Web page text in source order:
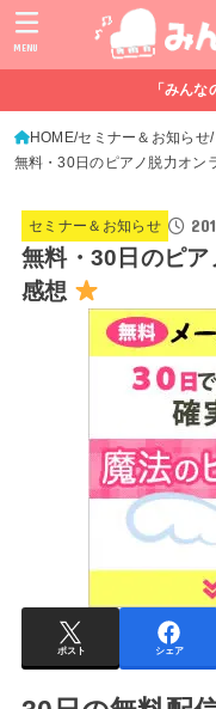
MENU
「みん
HOME セミナー＆お知らせ
無料・30日のピアノ脱力オン
セミナー＆お知らせ
無料・30日のピ
感想
ポスト シェア